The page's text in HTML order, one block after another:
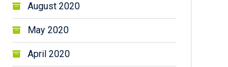
August 2020
May 2020
April 2020